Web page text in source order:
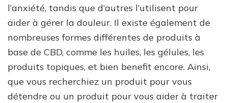
l’anxiété, tandis que d’autres l’utilisent pour
aider à gérer la douleur. Il existe également de
nombreuses formes différentes de produits à
base de CBD, comme les huiles, les gélules, les
produits topiques, et bien benefit encore. Ainsi,
que vous recherchiez un produit pour vous
détendre ou un produit pour vous aider à traiter